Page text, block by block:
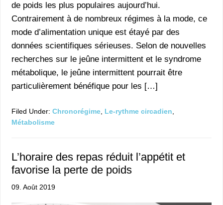
de poids les plus populaires aujourd’hui.
Contrairement à de nombreux régimes à la mode, ce
mode d’alimentation unique est étayé par des
données scientifiques sérieuses. Selon de nouvelles
recherches sur le jeûne intermittent et le syndrome
métabolique, le jeûne intermittent pourrait être
particulièrement bénéfique pour les […]
Filed Under:Chronorégime Le-rythme circadien
Métabolisme
L’horaire des repas réduit l’appétit et
favorise la perte de poids
09. Août 2019